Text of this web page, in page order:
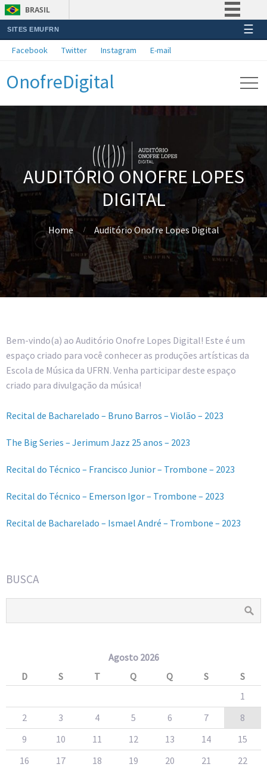
BRASIL
Simplifique!
Acesso à informação
SITES EMUFRN ☰
Facebook Twitter Instagram E-mail
OnofreDigital
AUDITÓRIO ONOFRE LOPES
DIGITAL
Home Auditório Onofre Lopes Digital
Bem-vindo(a) ao Auditório Onofre Lopes Digital! Este é um
espaço criado para você conhecer as produções artísticas da
Escola de Música da UFRN. Venha participar deste espaço
criado para divulgação da música!
Recital de Bacharelado – Bruno Barros – Violão – 2023
The Big Series – Jerimum Jazz 25 anos – 2023
Recital do Técnico – Francisco Junior – Trombone – 2023
Recital do Técnico – Emerson Igor – Trombone – 2023
Recital de Bacharelado – Ismael André – Trombone – 2023
BUSCA
Agosto 2026
D
S T Q Q S
S
1
2
3 4 5 6 7
8
9
10 11 12 13 14
15
16
17 18 19 20 21
22